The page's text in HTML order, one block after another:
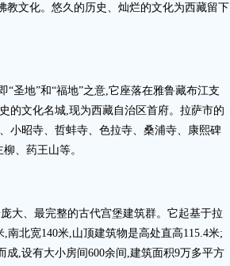
文化。悠久的历史、灿烂的文化为西藏留下
圣地”和“福地”之意,它座落在雅鲁藏布江支
的文化名城,现为西藏自治区首府。拉萨市的
小昭寺、哲蚌寺、色拉寺、桑浦寺、康熙碑
、药王山等。
大、最完整的古代宫堡建筑群。它起基于拉
北宽140米,山顶建筑物是高处直高115.4米;
,设有大小房间600余间,建筑面积9万多平方